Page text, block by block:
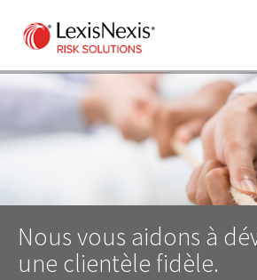
Nous vous aidons à
une clientèle fidèle.